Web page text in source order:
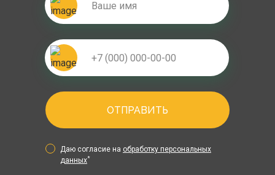
ОТПРАВИТЬ
Даю согласие на обработку персональных
данных*